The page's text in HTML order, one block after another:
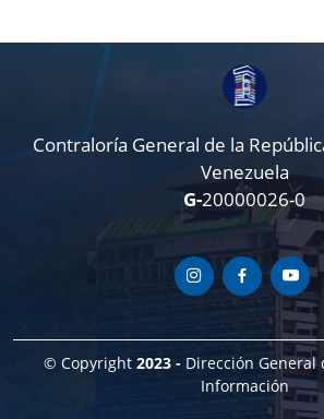
Contraloría General de la
Venezuela
G-20000026-0
© Copyright 2023 - Dirección General
Información